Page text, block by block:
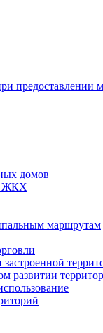
предоставлении
домов
ЖКХ
маршрутам
развитии